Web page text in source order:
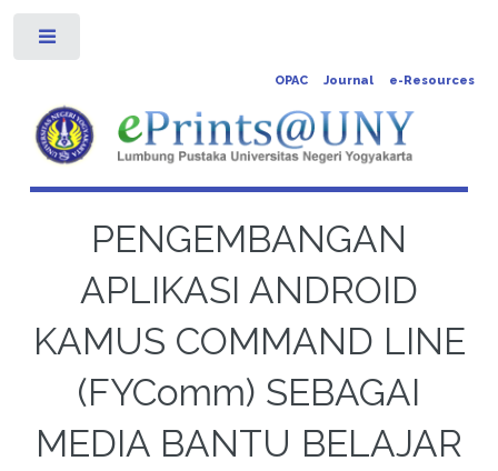
OPAC Journal e-Resources
PENGEMBANGAN
APLIKASI ANDROID
KAMUS COMMAND LINE
(FYComm) SEBAGAI
MEDIA BANTU BELAJAR